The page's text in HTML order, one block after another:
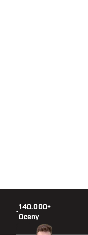
•
140.000+
Oceny